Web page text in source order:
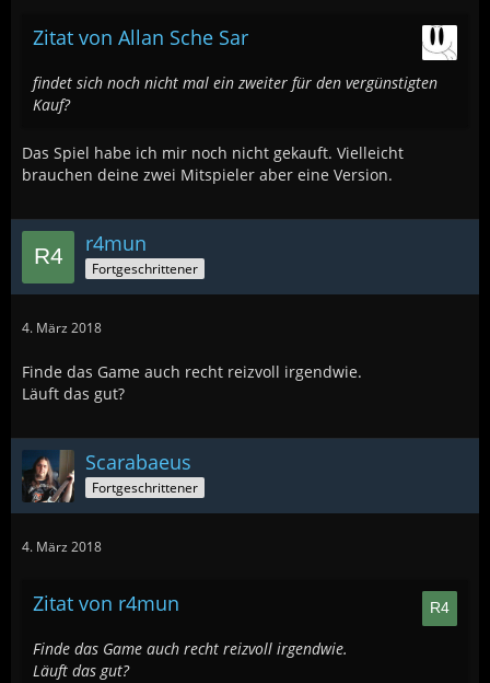
Zitat von Allan Sche Sar
findet sich noch nicht mal ein zweiter für den vergünstigten
Kauf?
Das Spiel habe ich mir noch nicht gekauft. Vielleicht
brauchen deine zwei Mitspieler aber eine Version.
r4mun
Fortgeschrittener
4. März 2018
Finde das Game auch recht reizvoll irgendwie.
Läuft das gut?
Scarabaeus
Fortgeschrittener
4. März 2018
Zitat von r4mun
Finde das Game auch recht reizvoll irgendwie.
Läuft das gut?